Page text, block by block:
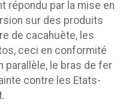
répondu par la mise en
sur des produits
de cacahuète, les
ceci en conformité
parallèle, le bras de fer
contre les Etats-